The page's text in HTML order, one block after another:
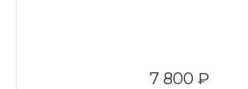
7 800 ₽